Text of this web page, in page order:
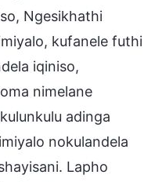
Ngesikhathi
kufanele futhi
iqiniso,
nimelane
adinga
nokulandela
Lapho